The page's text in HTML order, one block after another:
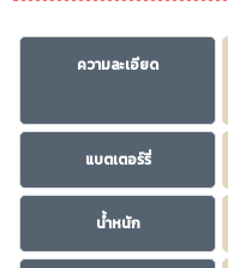
ความละเอียด
แบตเตอร์รี่
น้ำหนัก